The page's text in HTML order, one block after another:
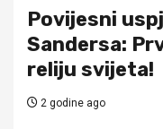
Povijesni
Sandersa:
reliju svijeta!
2 godine ago